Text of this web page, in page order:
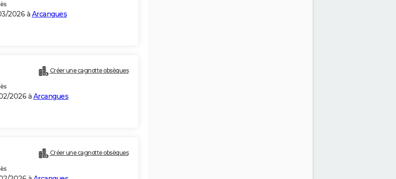
2026 à Arcangues
Créer une cagnotte obsèques
2026 à Arcangues
Créer une cagnotte obsèques